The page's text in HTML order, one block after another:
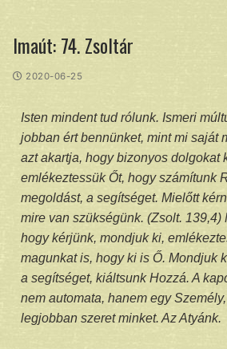
Imaút: 74. Zsoltár
2020-06-25
Isten mindent tud rólunk. Ismeri
jobban ért bennünket, mint mi saját
azt akartja, hogy bizonyos dolgokat
emlékeztessük Őt, hogy számítunk
megoldást, a segítséget. Mielőtt
mire van szükségünk. (Zsolt. 139,4)
hogy kérjünk, mondjuk ki,
magunkat is, hogy ki is Ő. Mondjuk
a segítséget, kiáltsunk Hozzá. A
nem automata, hanem egy
legjobban szeret minket. Az Atyánk.